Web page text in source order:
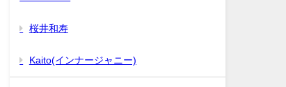
桜井和寿
Kaito(インナージャニー)